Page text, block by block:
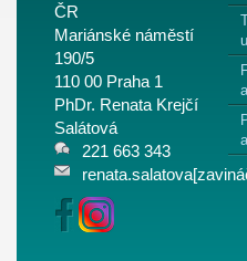
ČR
Mariánské náměstí
190/5
110 00 Praha 1
PhDr. Renata Krejčí
Salátová
221 663 343